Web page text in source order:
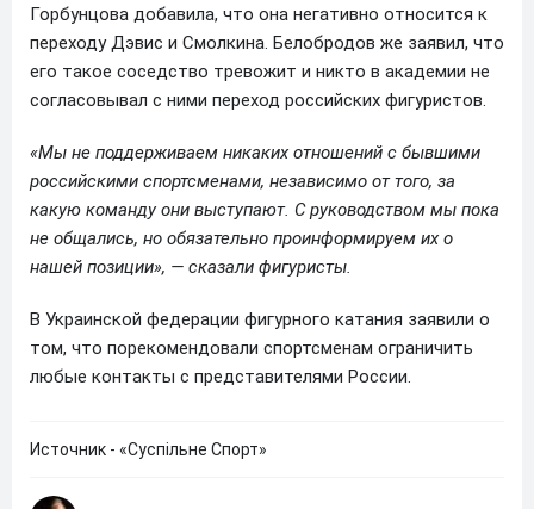
Горбунцова добавила, что она негативно относится к
переходу Дэвис и Смолкина. Белобродов же заявил, что
его такое соседство тревожит и никто в академии не
согласовывал с ними переход российских фигуристов.
«Мы не поддерживаем никаких отношений с бывшими
российскими спортсменами, независимо от того, за
какую команду они выступают. С руководством мы пока
не общались, но обязательно проинформируем их о
нашей позиции», — сказали фигуристы.
В Украинской федерации фигурного катания заявили о
том, что порекомендовали спортсменам ограничить
любые контакты с представителями России.
Источник - «Суспiльне Спорт»